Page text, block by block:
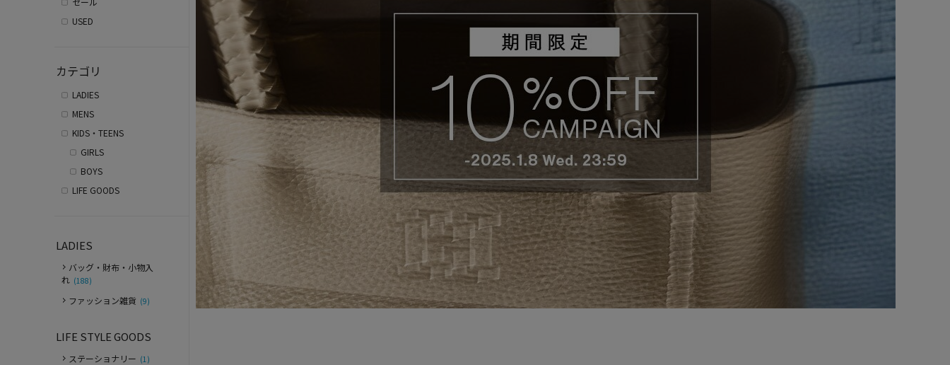
USED
カテゴリ
LADIES
MENS
KIDS・TEENS
GIRLS
BOYS
LIFE GOODS
LADIES
バッグ・財布・小物入
れ (188)
ファッション雑貨 (9)
LIFE STYLE GOODS
ステーショナリー (1)